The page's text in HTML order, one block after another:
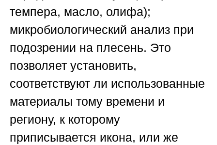
темпера, масло, олифа);
микробиологический анализ при
подозрении на плесень. Это
позволяет установить,
соответствуют ли использованные
материалы тому времени и
региону, к которому
приписывается икона, или же